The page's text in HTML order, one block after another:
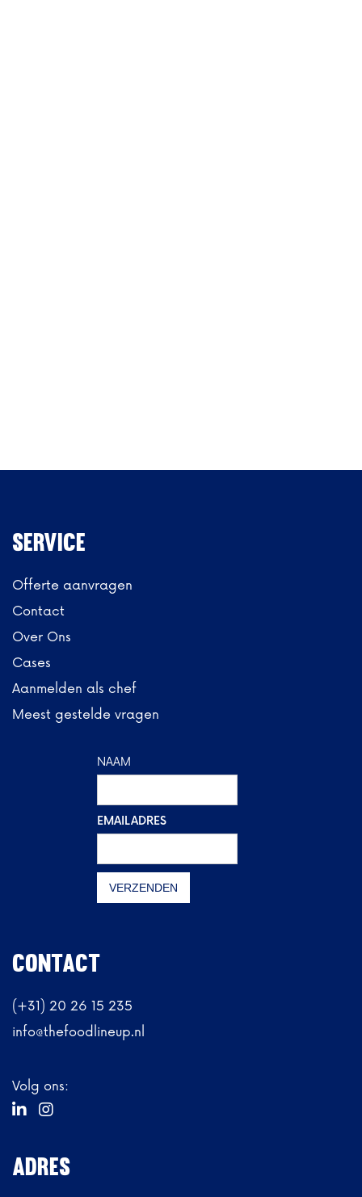
Service
Offerte aanvragen
Contact
Over Ons
Cases
Aanmelden als chef
Meest gestelde vragen
CONTACT
(+31) 20 26 15 235
info@thefoodlineup.nl
Volg ons:
 
ADRES
NAAM
EMAILADRES